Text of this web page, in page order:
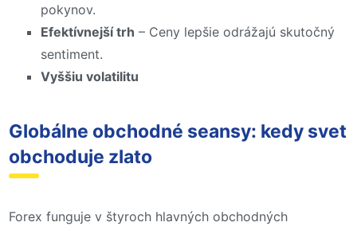
pokynov.
Efektívnejší trh – Ceny lepšie odrážajú skutočný
sentiment.
Vyššiu volatilitu
Globálne obchodné seansy: kedy svet
obchoduje zlato
Forex funguje v štyroch hlavných obchodných